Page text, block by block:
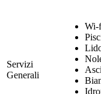
Servizi
Generali
Wi-